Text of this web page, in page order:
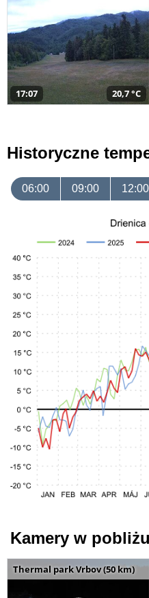
17:07 20,7 °C
Historyczne
06:00 09:00 12:00
Kamery w pobliżu
Thermal park Vrbov (50 km)